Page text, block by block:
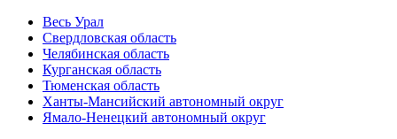
Весь Урал
Свердловская область
Челябинская область
Курганская область
Тюменская область
Ханты-Мансийский автономный округ
Ямало-Ненецкий автономный округ